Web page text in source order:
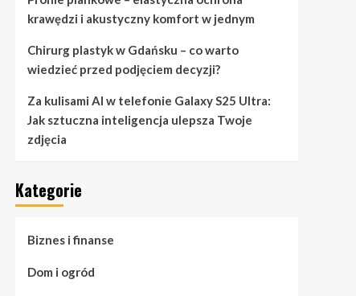
krawędzi i akustyczny komfort w jednym
Chirurg plastyk w Gdańsku – co warto
wiedzieć przed podjęciem decyzji?
Za kulisami AI w telefonie Galaxy S25 Ultra:
Jak sztuczna inteligencja ulepsza Twoje
zdjęcia
Kategorie
Biznes i finanse
Dom i ogród